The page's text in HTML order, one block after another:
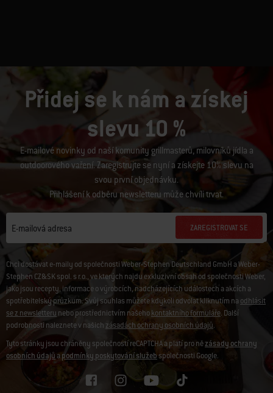
Přidej se k nám a získej
slevu 10 %
E-mailové novinky od naší komunity grillmasterů, milovníků jídla a
outdoorového vaření. Zaregistrujte se nyní a získejte 10% slevu na
svou první objednávku.
Přihlášení k odběru newsletteru může chvíli trvat.
E-mailová adresa ZAREGISTROVAT SE
Chci dostávat e-maily od společnosti Weber-Stephen Deutschland GmbH a Weber-
Stephen CZ&SK spol. s r.o., ve kterých najdu exkluzivní obsah od společnosti Weber,
jako jsou recepty, informace o výrobcích, nadcházejících událostech a akcích a
spotřebitelský průzkum. Svůj souhlas můžete kdykoli odvolat kliknutím na odhlásit
se z newsletteru nebo prostřednictvím našehokontaktního formuláře. Další
podrobnosti naleznete v našich zásadách ochrany osobních údajů.
Tyto stránky jsou chráněny společností reCAPTCHA a platí pro nězásady ochrany
osobních údajů apodmínky poskytování služebspolečnosti Google.